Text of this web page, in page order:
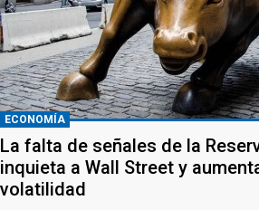
ECONOMÍA
La falta de señales de la
inquieta a Wall Street y
volatilidad